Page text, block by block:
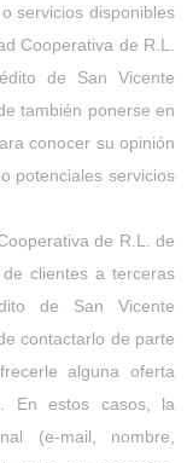
servicios disponibles
Cooperativa de R.L.
de San Vicente
también ponerse en
conocer su opinión
potenciales servicios
de R.L. de
clientes a terceras
de San Vicente
contactarlo de parte
alguna oferta
En estos casos, la
(e-mail, nombre,